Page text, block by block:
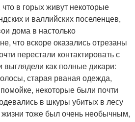
в горых живут некоторые
и валлийских поселенцев,
дома в настолько
что вскоре оказались отрезаны
перестали контактировать с
как полные дикари:
старая рваная одежда,
некоторые были почти
в шкуры убитых в лесу
тоже был очень необычным,